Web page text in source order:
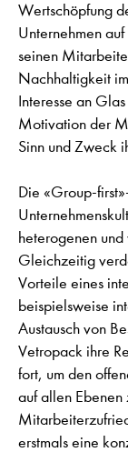
Wertschöpfung
Unternehmen
seinen
Nachhaltigkeit
Interesse an
Motivation der
Sinn und Zweck
Die «Group-
heterogenen
Gleichzeitig
Vorteile eines
beispielsweise
Austausch von
Vetropack ihre
fort, um den
auf allen Ebenen
erstmals eine